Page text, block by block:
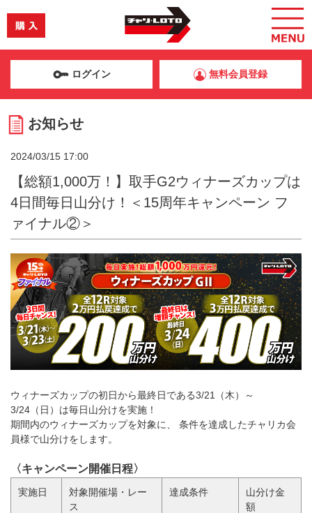
ログイン 無料会員登録
お知らせ
2024/03/15 17:00
【総額1,000万！】取手G2ウィナーズカップは
4日間毎日山分け！＜15周年キャンペーン フ
ァイナル②＞
ウィナーズカップの初日から最終日である3/21（木）～
3/24（日）は毎日山分けを実施！
期間内のウィナーズカップを対象に、 条件を達成したチャリカ会
員様で山分けをします。
〈キャンペーン開催日程〉
実施日
対象開催場・レー
ス
達成条件
山分け金
額